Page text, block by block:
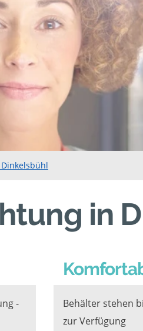
in
-
Behälter stehen
zur Verfügung